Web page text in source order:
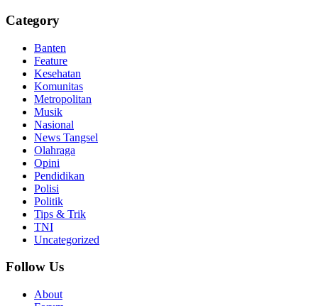
Category
Banten
Feature
Kesehatan
Komunitas
Metropolitan
Musik
Nasional
News Tangsel
Olahraga
Opini
Pendidikan
Polisi
Politik
Tips & Trik
TNI
Uncategorized
Follow Us
About